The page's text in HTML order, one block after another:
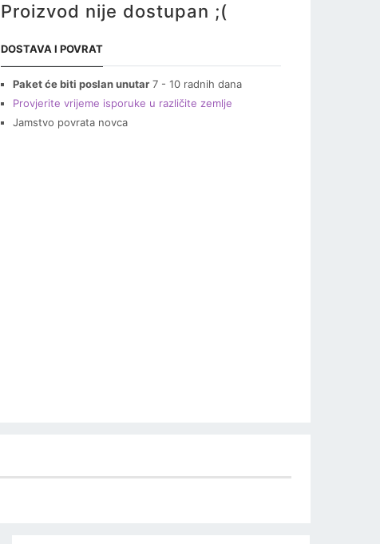
Proizvod nije dostupan ;(
DOSTAVA I POVRAT
Paket će biti poslan unutar 7 - 10 radnih dana
Provjerite vrijeme isporuke u različite zemlje
Jamstvo povrata novca